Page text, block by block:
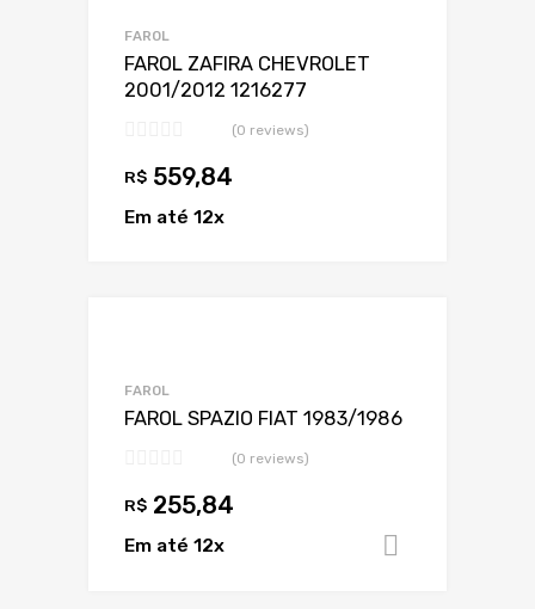
FAROL
FAROL ZAFIRA CHEVROLET
2001/2012 1216277
(0 reviews)
R$ 559,84
Em até 12x
FAROL
FAROL SPAZIO FIAT 1983/1986
(0 reviews)
R$ 255,84
Em até 12x